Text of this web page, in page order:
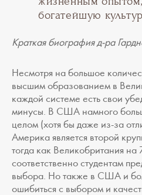
богатейшую
Краткая биография д-ра
Несмотря на большое
высшим образованием в
каждой системе есть свои
минусы. В США намного
целом (хотя бы даже из-за
Америка является второй
тогда как Великобритания на
соответственно студентам
выбора. Но также в США и
ошибиться с выбором и